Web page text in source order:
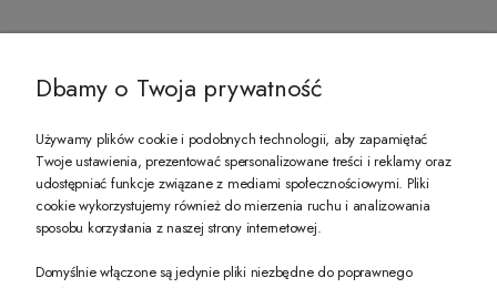
PREZENT DLA CIEBIE!
-10% na pierwsze zakupy na zeccoro.pl Gdy zapiszesz się do naszego
Dbamy o Twoja prywatność
Używamy plików cookie i podobnych technologii, aby zapamiętać
Twoje ustawienia, prezentować spersonalizowane treści i reklamy oraz
udostępniać funkcje związane z mediami społecznościowymi. Pliki
cookie wykorzystujemy również do mierzenia ruchu i analizowania
sposobu korzystania z naszej strony internetowej.
Domyślnie włączone są jedynie pliki niezbędne do poprawnego